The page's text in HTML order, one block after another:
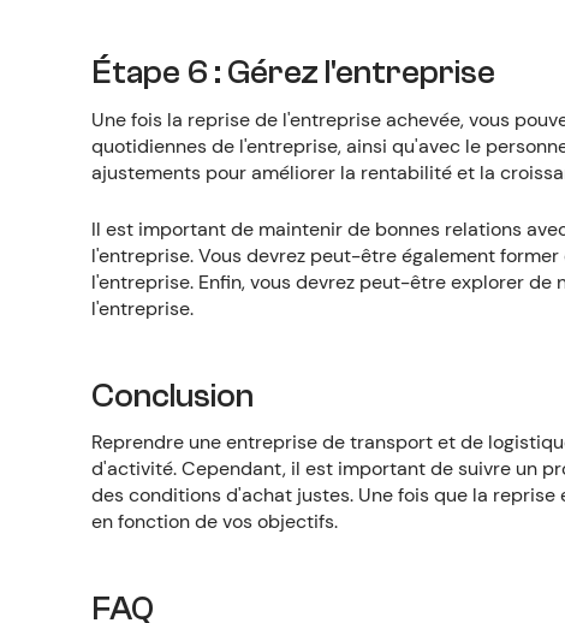
Étape 6 : Gérez l'entreprise
Une fois la reprise de l'entreprise achevée, vous
quotidiennes de l'entreprise, ainsi qu'avec le
ajustements pour améliorer la rentabilité et la
Il est important de maintenir de bonnes relations
l'entreprise. Vous devrez peut-être également
l'entreprise. Enfin, vous devrez peut-être explorer
l'entreprise.
Conclusion
Reprendre une entreprise de transport et de
d'activité. Cependant, il est important de suivre un
des conditions d'achat justes. Une fois que la
en fonction de vos objectifs.
FAQ